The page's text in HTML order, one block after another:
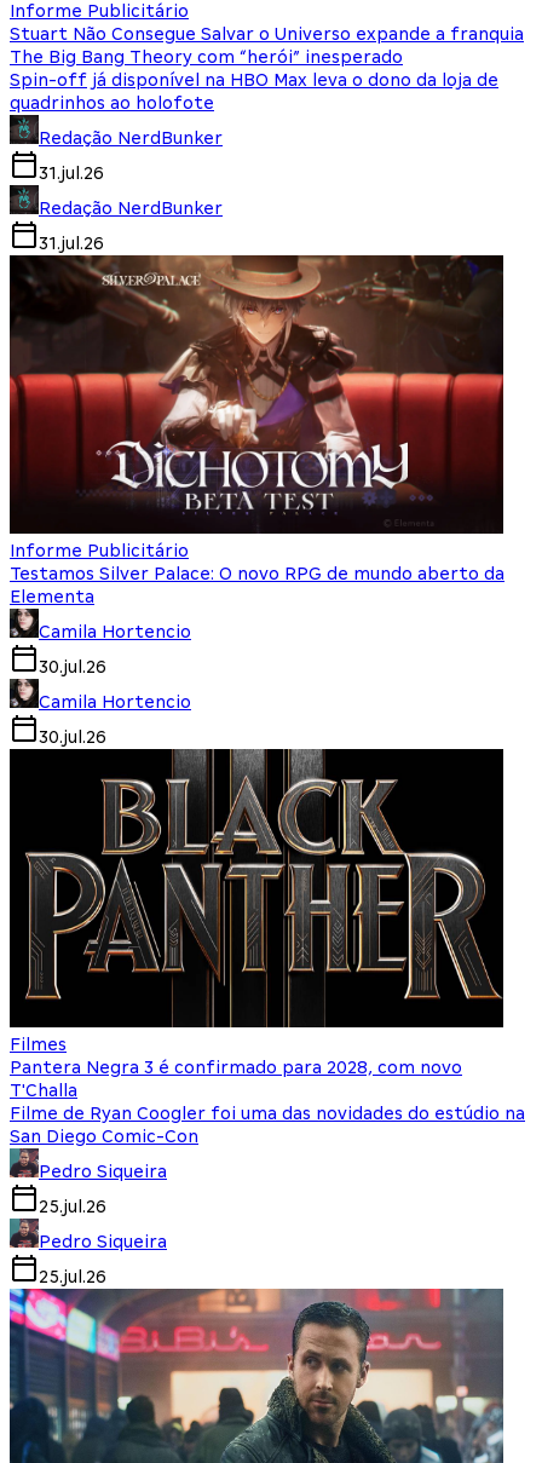
Informe Publicitário
Stuart Não Consegue Salvar o Universo expande a franquia
The Big Bang Theory com “herói” inesperado
Spin-off já disponível na HBO Max leva o dono da loja de
quadrinhos ao holofote
Redação NerdBunker
31.jul.26
Redação NerdBunker
31.jul.26
Informe Publicitário
Testamos Silver Palace: O novo RPG de mundo aberto da
Elementa
Camila Hortencio
30.jul.26
Camila Hortencio
30.jul.26
Filmes
Pantera Negra 3 é confirmado para 2028, com novo
T'Challa
Filme de Ryan Coogler foi uma das novidades do estúdio na
San Diego Comic-Con
Pedro Siqueira
25.jul.26
Pedro Siqueira
25.jul.26